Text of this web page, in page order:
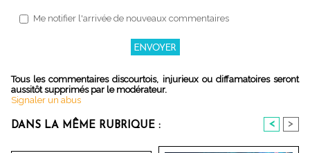
Me notifier l'arrivée de nouveaux commentaires
Tous les commentaires discourtois, injurieux ou diffamatoires seront
aussitôt supprimés par le modérateur.
Signaler un abus
DANS LA MÊME RUBRIQUE : < >